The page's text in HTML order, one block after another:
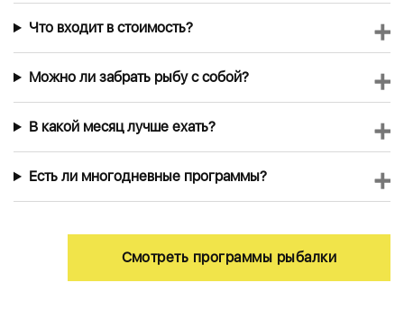
Что входит в стоимость? +
−
Можно ли забрать рыбу с собой? +
−
В какой месяц лучше ехать? +
−
Есть ли многодневные программы? +
−
Смотреть программы рыбалки